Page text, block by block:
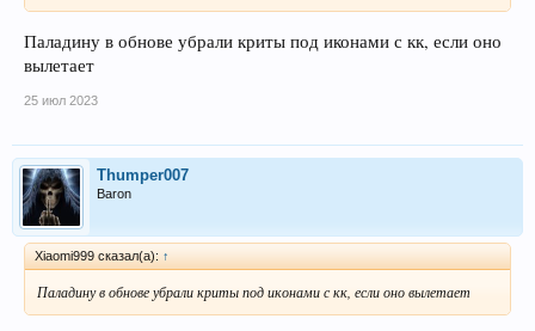
Паладину в обнове убрали криты под иконами с кк, если оно
вылетает
25 июл 2023
Thumper007
Baron
Xiaomi999 сказал(а): ↑
Паладину в обнове убрали криты под иконами с кк, если оно вылетает